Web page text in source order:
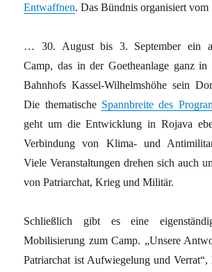
Entwaffnen. Das Bündnis organisiert
… 30. August bis 3. September ein
Camp, das in der Goetheanlage ganz
Bahnhofs Kassel-Wilhelmshöhe sein
Die thematische Spannbreite des
geht um die Entwicklung in Rojava
Verbindung von Klima- und
Viele Veranstaltungen drehen sich auch
von Patriarchat, Krieg und Militär.
Schließlich gibt es eine
Mobilisierung zum Camp. „Unsere
Patriarchat ist Aufwiegelung und Verrat“,